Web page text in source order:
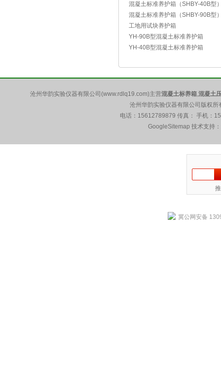
混凝土标准养护箱（SHBY-40B型
混凝土标准养护箱（SHBY-90B型
工地用试块养护箱
YH-90B型混凝土标准养护箱
YH-40B型混凝土标准养护箱
沧州华韵实验仪器有限公司(www.rdlq19.com)主营混凝土标养箱,混凝土
沧州华韵实验仪器有限公司版权
电话：15612789879 传真： 手机：
GoogleSitemap 技术支持
冀公网安备